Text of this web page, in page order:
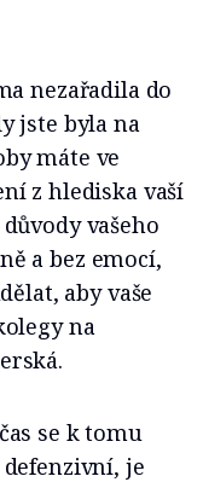
nezařadila do
jste byla na
máte ve
z hlediska vaší
vašeho
a bez emocí,
aby vaše
na
se k tomu
je